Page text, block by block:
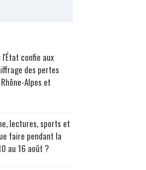
l'État confie aux
des pertes
Alpes et
lectures, sports et
faire pendant la
au 16 août ?